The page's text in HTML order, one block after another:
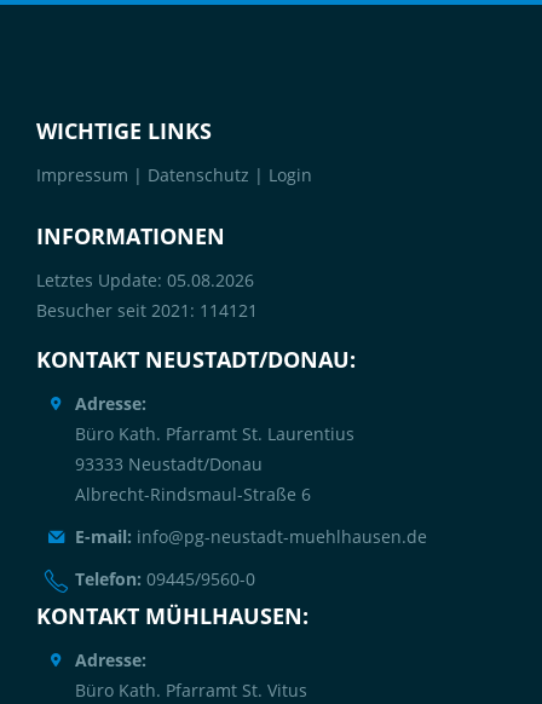
WICHTIGE LINKS
Impressum | Datenschutz | Login
INFORMATIONEN
Letztes Update: 05.08.2026
Besucher seit 2021: 114121
KONTAKT NEUSTADT/DONAU:
Adresse:
Büro Kath. Pfarramt St. Laurentius
93333 Neustadt/Donau
Albrecht-Rindsmaul-Straße 6
E-mail: info@pg-neustadt-muehlhausen.de
Telefon: 09445/9560-0
KONTAKT MÜHLHAUSEN:
Adresse:
Büro Kath. Pfarramt St. Vitus